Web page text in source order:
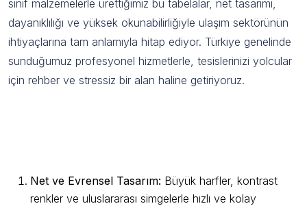
sınıf malzemelerle ürettiğimiz bu tabelalar, net tasarımı,
dayanıklılığı ve yüksek okunabilirliğiyle ulaşım sektörünün
ihtiyaçlarına tam anlamıyla hitap ediyor. Türkiye genelinde
sunduğumuz profesyonel hizmetlerle, tesislerinizi yolcular
için rehber ve stressiz bir alan haline getiriyoruz.
Net ve Evrensel Tasarım: Büyük harfler, kontrast
renkler ve uluslararası simgelerle hızlı ve kolay